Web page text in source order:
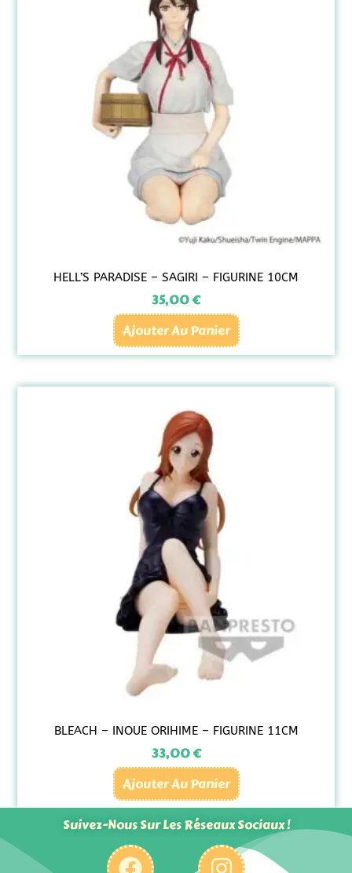
HELL’S PARADISE – SAGIRI – FIGURINE 10CM
35,00€
Ajouter Au Panier
BLEACH – INOUE ORIHIME – FIGURINE 11CM
33,00€
Ajouter Au Panier
Suivez-Nous Sur Les Réseaux Sociaux !